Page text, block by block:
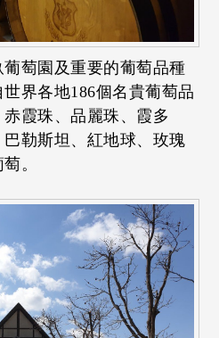
萄園及重要的葡萄品種
界各地186個名貴葡萄品
霞珠、品麗珠、霞多
勒斯坦、紅地球、玫瑰
。